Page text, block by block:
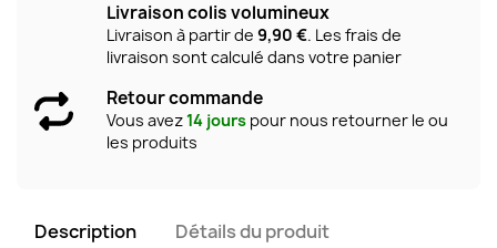
Livraison colis volumineux
Livraison à partir de 9,90 €. Les frais de
livraison sont calculé dans votre panier
Retour commande
Vous avez14 jours pour nous retourner le ou
les produits
Description Détails du produit